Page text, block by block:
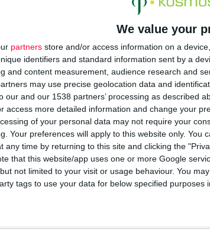
We value your
partners store and/or access information on a
identifiers and standard information sent by a
and content measurement, audience research and
may use precise geolocation data and
our and our 1538 partners’ processing as described
access more detailed information and change your
of your personal data may not require your
Your preferences will apply to this website only. You
any time by returning to this site and clicking the
that this website/app uses one or more Google
not limited to your visit or usage behaviour. You
tags to use your data for below specified purposes
να διασυνδέσει τους Έλληνες επιστήμονες
Αρωγός σε αυτή την προσπάθεια
παγκοσμίως, προκειμένου αυτή να συνδεθεί
αυτή να αποδειχθεί αμοιβαία
βρίσκονται στο εξωτερικό και εκείνους
υποβοηθά τη σύνδεση αυτών των ανθρώπων,
σε χρηματικούς πόρους και δίνει έμφαση
είναι μια καταγραφή των Ελλήνων
μια καταγραφή περισσότερο με τα ποιοτικά
πάρει η σχέση ενός Έλληνα επιστήμονα που ζει
«Να μπορεί να στήσει μια
με κάποιον άλλον, να αναθέσει σε
είδους υπεργολαβία, να προωθήσει